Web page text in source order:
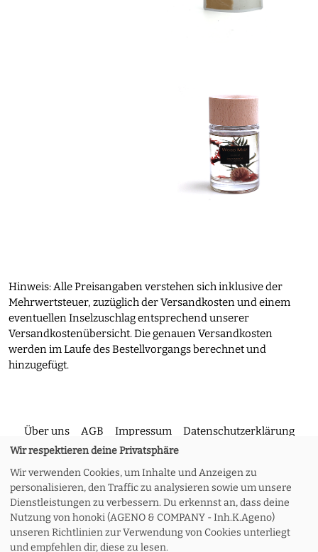
Hinweis: Alle Preisangaben verstehen sich inklusive der
Mehrwertsteuer, zuzüglich der Versandkosten und einem
eventuellen Inselzuschlag entsprechend unserer
Versandkostenübersicht. Die genauen Versandkosten
werden im Laufe des Bestellvorgangs berechnet und
hinzugefügt.
Über uns AGB Impressum Datenschutzerklärung
Kontakt Versand und Rückgabe Widerruf
Zahlungsoptionen Meine Bestellung
Wir respektieren deine Privatsphäre
Wir verwenden Cookies, um Inhalte und Anzeigen zu
personalisieren, den Traffic zu analysieren sowie um unsere
Dienstleistungen zu verbessern. Du erkennst an, dass deine
Nutzung von honoki (AGENO & COMPANY - Inh.K.Ageno)
unseren Richtlinien zur Verwendung von Cookies unterliegt
und empfehlen dir, diese zu lesen.